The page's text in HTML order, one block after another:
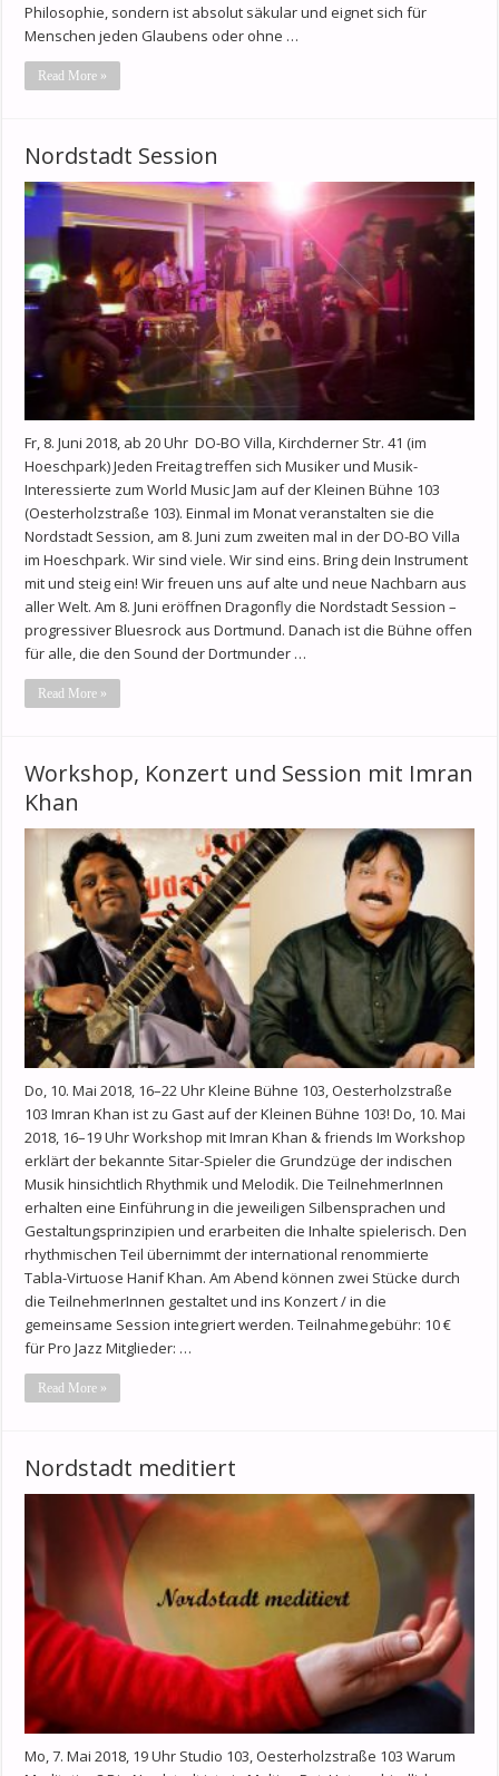
Philosophie, sondern ist absolut säkular und eignet sich für
Menschen jeden Glaubens oder ohne …
Read More »
Nordstadt Session
Fr, 8. Juni 2018, ab 20 Uhr DO-BO Villa, Kirchderner Str. 41 (im
Hoeschpark) Jeden Freitag treffen sich Musiker und Musik-
Interessierte zum World Music Jam auf der Kleinen Bühne 103
(Oesterholzstraße 103). Einmal im Monat veranstalten sie die
Nordstadt Session, am 8. Juni zum zweiten mal in der DO-BO Villa
im Hoeschpark. Wir sind viele. Wir sind eins. Bring dein Instrument
mit und steig ein! Wir freuen uns auf alte und neue Nachbarn aus
aller Welt. Am 8. Juni eröffnen Dragonfly die Nordstadt Session –
progressiver Bluesrock aus Dortmund. Danach ist die Bühne offen
für alle, die den Sound der Dortmunder …
Read More »
Workshop, Konzert und Session mit Imran
Khan
Do, 10. Mai 2018, 16–22 Uhr Kleine Bühne 103, Oesterholzstraße
103 Imran Khan ist zu Gast auf der Kleinen Bühne 103! Do, 10. Mai
2018, 16–19 Uhr Workshop mit Imran Khan & friends Im Workshop
erklärt der bekannte Sitar-Spieler die Grundzüge der indischen
Musik hinsichtlich Rhythmik und Melodik. Die TeilnehmerInnen
erhalten eine Einführung in die jeweiligen Silbensprachen und
Gestaltungsprinzipien und erarbeiten die Inhalte spielerisch. Den
rhythmischen Teil übernimmt der international renommierte
Tabla-Virtuose Hanif Khan. Am Abend können zwei Stücke durch
die TeilnehmerInnen gestaltet und ins Konzert / in die
gemeinsame Session integriert werden. Teilnahmegebühr: 10 €
für Pro Jazz Mitglieder: …
Read More »
Nordstadt meditiert
Mo, 7. Mai 2018, 19 Uhr Studio 103, Oesterholzstraße 103 Warum